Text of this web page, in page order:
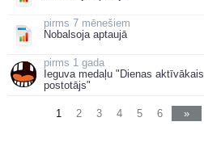
7 mēnešiem
Nobalsoja aptaujā
1 gada
Ieguva medaļu "Dienas aktīvākais
postotājs"
1 2 3 4 5 6 »